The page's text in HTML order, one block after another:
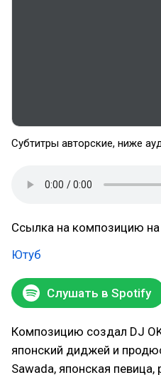
Субтитры авторские, ниже
Ссылка на композицию
Ютуб
Слушать в Spotify
Композицию создал DJ
японский диджей и
Sawada, японская